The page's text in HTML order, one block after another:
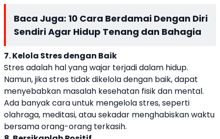
Baca Juga: 10 Cara Berdamai Dengan Diri
Sendiri Agar Hidup Tenang dan Bahagia
7. Kelola Stres dengan Baik
Stres adalah hal yang wajar terjadi dalam hidup.
Namun, jika stres tidak dikelola dengan baik, dapat
menyebabkan masalah kesehatan fisik dan mental.
Ada banyak cara untuk mengelola stres, seperti
olahraga, meditasi, atau sekadar menghabiskan waktu
bersama orang-orang terkasih.